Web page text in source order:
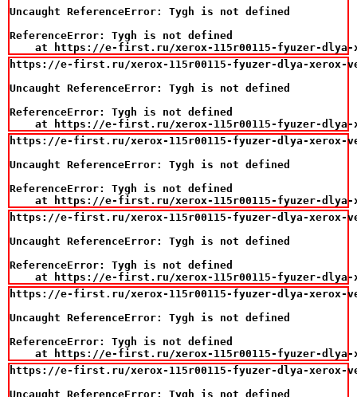
Uncaught ReferenceError: Tygh is not defined
ReferenceError: Tygh is not defined
at https://e-first.ru/xerox-115r00115-fyuzer-
https://e-first.ru/xerox-115r00115-fyuzer-dlya-xerox-
Uncaught ReferenceError: Tygh is not defined
ReferenceError: Tygh is not defined
at https://e-first.ru/xerox-115r00115-fyuzer-
https://e-first.ru/xerox-115r00115-fyuzer-dlya-xerox-
Uncaught ReferenceError: Tygh is not defined
ReferenceError: Tygh is not defined
at https://e-first.ru/xerox-115r00115-fyuzer-
https://e-first.ru/xerox-115r00115-fyuzer-dlya-xerox-
Uncaught ReferenceError: Tygh is not defined
ReferenceError: Tygh is not defined
at https://e-first.ru/xerox-115r00115-fyuzer-
https://e-first.ru/xerox-115r00115-fyuzer-dlya-xerox-
Uncaught ReferenceError: Tygh is not defined
ReferenceError: Tygh is not defined
at https://e-first.ru/xerox-115r00115-fyuzer-
https://e-first.ru/xerox-115r00115-fyuzer-dlya-xerox-
Uncaught ReferenceError: Tygh is not defined